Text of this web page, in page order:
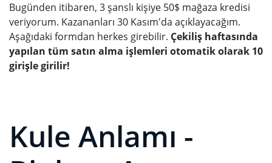
Bugünden itibaren, 3 şanslı kişiye 50$ mağaza kredisi
veriyorum. Kazananları 30 Kasım'da açıklayacağım.
Aşağıdaki formdan herkes girebilir. Çekiliş haftasında
yapılan tüm satın alma işlemleri otomatik olarak 10
girişle girilir!
Kule Anlamı -